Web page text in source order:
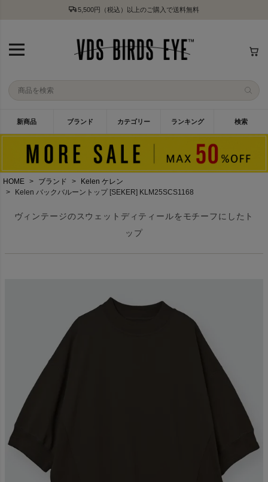
5,500円（税込）以上のご購入で送料無料
新商品 ブランド カテゴリー ランキング 検索
HOME ブランド
Kelen ケレン
Kelen バックバルーントップ [SEKER] KLM25SCS1168
ヴィンテージのスウェットディティールをモチーフにしたト
ップ